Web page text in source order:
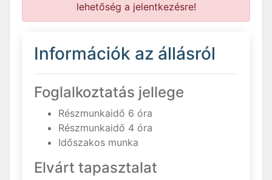
lehetőség a jelentkezésre!
Információk az állásról
Foglalkoztatás jellege
Részmunkaidő 6 óra
Részmunkaidő 4 óra
Időszakos munka
Elvárt tapasztalat